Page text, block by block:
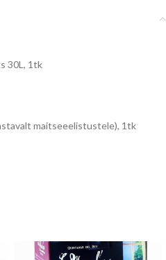
30L, 1tk
maitseeelistustele), 1tk